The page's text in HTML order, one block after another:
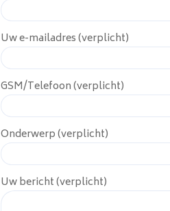
Uw e-mailadres (verplicht)
GSM/Telefoon (verplicht)
Onderwerp (verplicht)
Uw bericht (verplicht)